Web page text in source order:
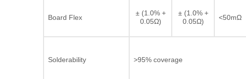
Board Flex
± (1.0% +
0.05Ω)
± (1.0% +
0.05Ω)
<50mΩ
Solderability >95% coverage